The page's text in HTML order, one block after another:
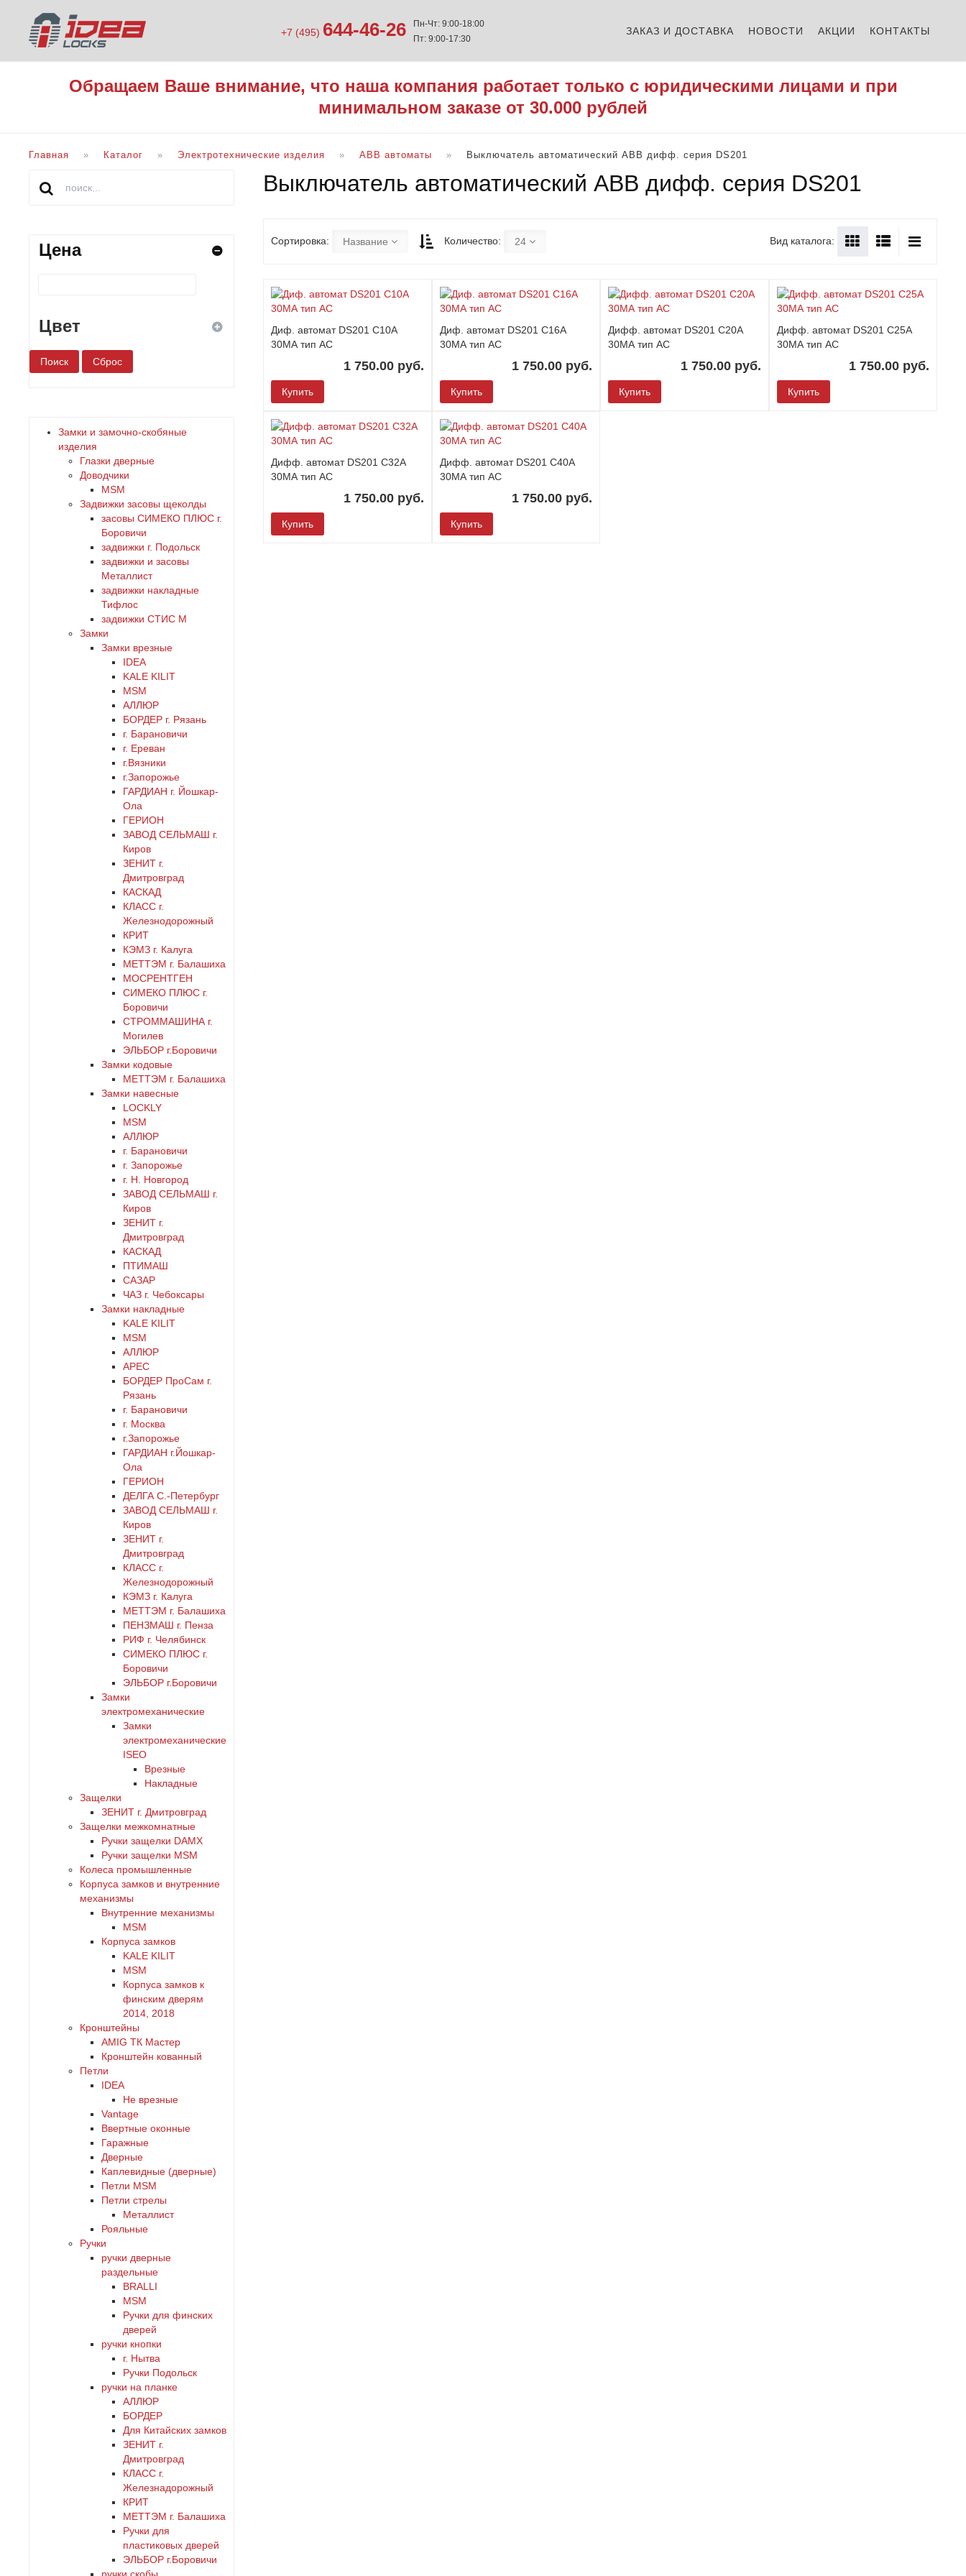
+7 (495) 644-46-26
Пн-Чт: 9:00-18:00
Пт: 9:00-17:30
ЗАКАЗ И ДОСТАВКА НОВОСТИ АКЦИИ КОНТАКТЫ
Обращаем Ваше внимание, что наша компания работает только с юридическими лицами и при
минимальном заказе от 30.000 рублей
Главная Каталог Электротехнические изделия ABB автоматы Выключатель автоматический АВВ дифф. серия DS201
Выключатель автоматический АВВ дифф. серия DS201
Сортировка: Название Количество: 24 Вид каталога:
Диф. автомат DS201 С10А
30МА тип АС
1 750.00 руб.
Купить
Диф. автомат DS201 С16А
30МА тип АС
1 750.00 руб.
Купить
Дифф. автомат DS201 С20А
30МА тип АС
1 750.00 руб.
Купить
Дифф. автомат DS201 С25А
30МА тип АС
1 750.00 руб.
Купить
Дифф. автомат DS201 С32А
30МА тип АС
1 750.00 руб.
Купить
Дифф. автомат DS201 С40А
30МА тип АС
1 750.00 руб.
Купить
Цена
Цвет
белый
дерево
желтый
Замки и замочно-скобяные
изделия
Глазки дверные
Доводчики
MSM
Задвижки засовы щеколды
заcовы СИМЕКО ПЛЮС г.
Боровичи
задвижки г. Подольск
задвижки и засовы
Металлист
задвижки накладные
Тифлос
задвижки СТИС М
Замки
Замки врезные
IDEA
KALE KILIT
MSM
АЛЛЮР
БОРДЕР г. Рязань
г. Барановичи
г. Ереван
г.Вязники
г.Запорожье
ГАРДИАН г. Йошкар-
Ола
ГЕРИОН
ЗАВОД СЕЛЬМАШ г.
Киров
ЗЕНИТ г.
Дмитровград
КАСКАД
КЛАСС г.
Железнодорожный
КРИТ
КЭМЗ г. Калуга
МЕТТЭМ г. Балашиха
МОСРЕНТГЕН
СИМЕКО ПЛЮС г.
Боровичи
СТРОММАШИНА г.
Могилев
ЭЛЬБОР г.Боровичи
Замки кодовые
МЕТТЭМ г. Балашиха
Замки навесные
LOCKLY
MSM
АЛЛЮР
г. Барановичи
г. Запорожье
г. Н. Новгород
ЗАВОД СЕЛЬМАШ г.
Киров
ЗЕНИТ г.
Дмитровград
КАСКАД
ПТИМАШ
САЗАР
ЧАЗ г. Чебоксары
Замки накладные
KALE KILIT
MSM
АЛЛЮР
АРЕС
БОРДЕР ПроСам г.
Рязань
г. Барановичи
г. Москва
г.Запорожье
ГАРДИАН г.Йошкар-
Ола
ГЕРИОН
ДЕЛГА С.-Петербург
ЗАВОД СЕЛЬМАШ г.
Киров
ЗЕНИТ г.
Дмитровград
КЛАСС г.
Железнодорожный
КЭМЗ г. Калуга
МЕТТЭМ г. Балашиха
ПЕНЗМАШ г. Пенза
РИФ г. Челябинск
СИМЕКО ПЛЮС г.
Боровичи
ЭЛЬБОР г.Боровичи
Замки
электромеханические
Замки
электромеханические
ISEO
Врезные
Накладные
Защелки
ЗЕНИТ г. Дмитровград
Защелки межкомнатные
Ручки защелки DAMX
Ручки защелки MSM
Колеса промышленные
Корпуса замков и внутренние
механизмы
Внутренние механизмы
MSM
Корпуса замков
KALE KILIT
MSM
Корпуса замков к
финским дверям
2014, 2018
Кронштейны
AMIG ТК Мастер
Кронштейн кованный
Петли
IDEA
Не врезные
Vantage
Ввертные оконные
Гаражные
Дверные
Каплевидные (дверные)
Петли MSM
Петли стрелы
Металлист
Рояльные
Ручки
ручки дверные
раздельные
BRALLI
MSM
Ручки для финских
дверей
ручки кнопки
г. Нытва
Ручки Подольск
ручки на планке
АЛЛЮР
БОРДЕР
Для Китайских замков
ЗЕНИТ г.
Дмитровград
КЛАСС г.
Железнадорожный
КРИТ
МЕТТЭМ г. Балашиха
Ручки для
пластиковых дверей
ЭЛЬБОР г.Боровичи